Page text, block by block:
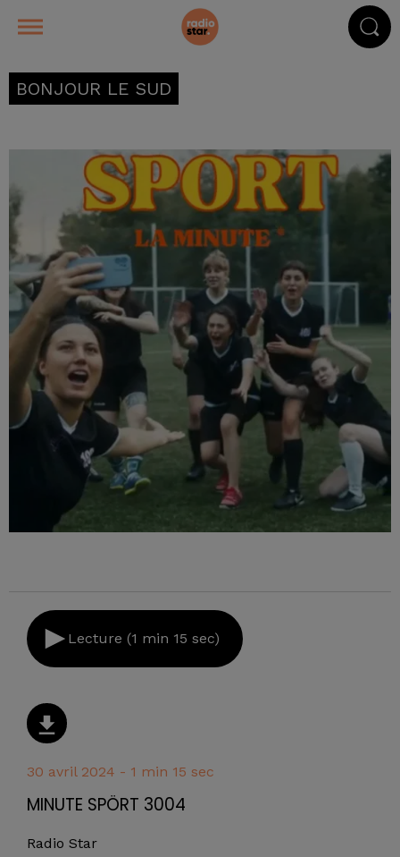
BONJOUR LE SUD
Lecture (1 min 15 sec)
30 avril 2024 - 1 min 15 sec
MINUTE SPÖRT 3004
Radio Star